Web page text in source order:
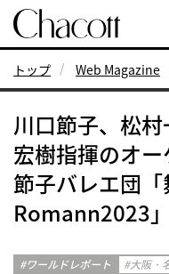
トップ Web Magazine
川口節子、松
宏樹指揮のオ
節子バレエ団
Romann2023」
ワールドレポート 大阪・